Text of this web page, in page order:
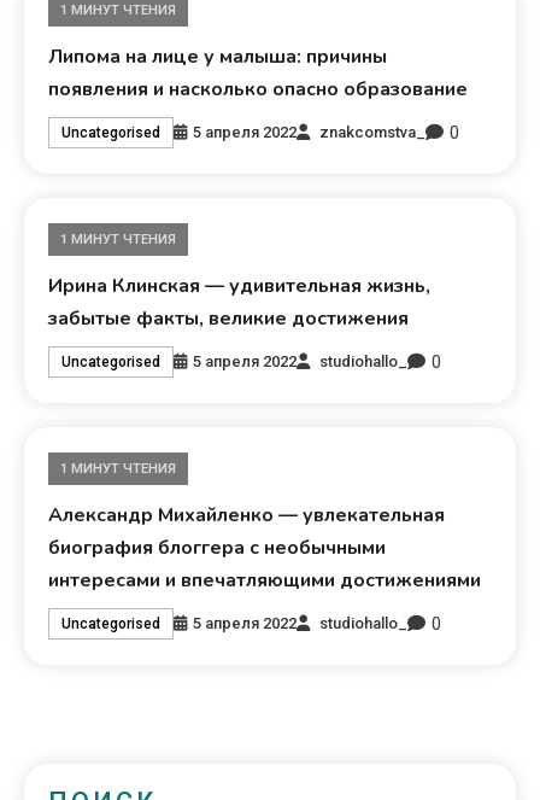
1 МИНУТ ЧТЕНИЯ
Липома на лице у малыша: причины
появления и насколько опасно образование
Uncategorised 5 апреля 2022 znakcomstva_ 0
1 МИНУТ ЧТЕНИЯ
Ирина Клинская — удивительная жизнь,
забытые факты, великие достижения
Uncategorised 5 апреля 2022 studiohallo_ 0
1 МИНУТ ЧТЕНИЯ
Александр Михайленко — увлекательная
биография блоггера с необычными
интересами и впечатляющими достижениями
Uncategorised 5 апреля 2022 studiohallo_ 0